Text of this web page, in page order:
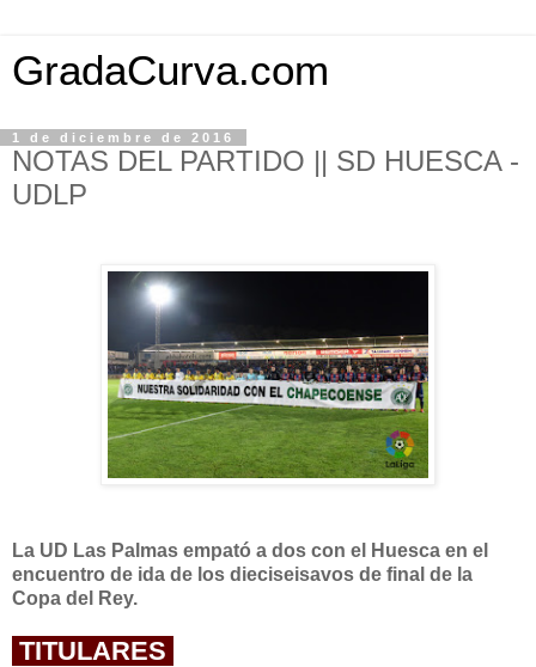
GradaCurva.com
1 de diciembre de 2016
NOTAS DEL PARTIDO || SD HUESCA -
UDLP
La UD Las Palmas empató a dos con el Huesca en el
encuentro de ida de los d ieciseisavos de final de la
Copa del Rey.
TITULARES